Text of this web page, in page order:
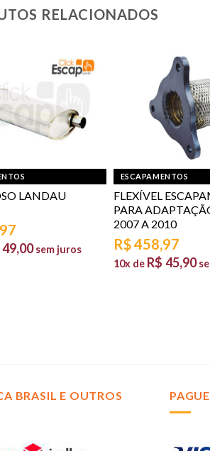
RELACIONADOS
LANDAU
49,00 sem juros
ESCAPAMENTOS
FLEXÍVEL
PARA
2007 A 2010
R$458,97
10x de R$ 45,90
BRASIL E OUTROS